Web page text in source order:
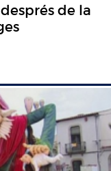
de la